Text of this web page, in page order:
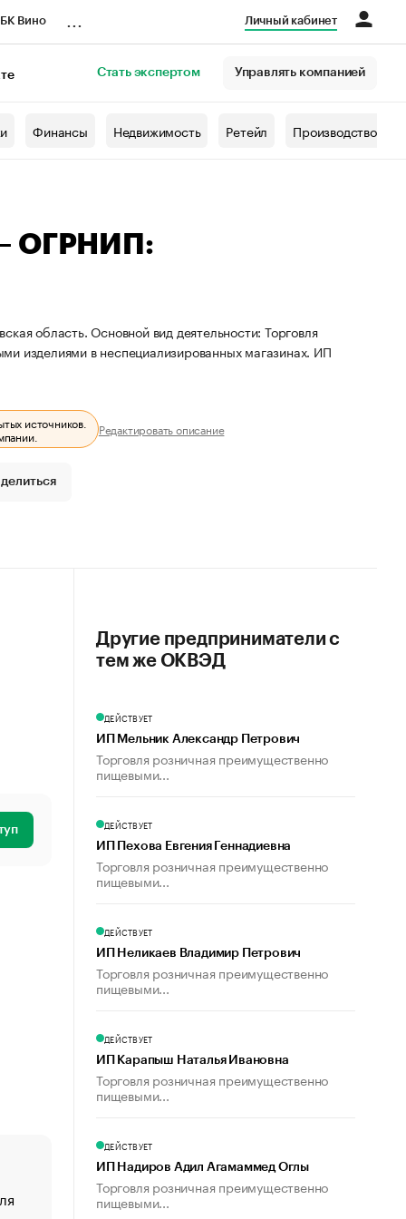
Вино Личный кабинет
Стать экспертом Управлять компанией
Финансы Недвижимость Ретейл Производство
ОГРНИП:
область. Основной вид деятельности: Торговля
изделиями в неспециализированных магазинах. ИП
источников.
Редактировать описание
«От спорта тело стареет иначе». Как живет глава
Другие предприниматели с
тем же ОКВЭД
ДЕЙСТВУЕТ
ИП Мельник Александр Петрович
Торговля розничная преимущественно
пищевыми...
ДЕЙСТВУЕТ
ИП Пехова Евгения Геннадиевна
Торговля розничная преимущественно
пищевыми...
ДЕЙСТВУЕТ
ИП Неликаев Владимир Петрович
Торговля розничная преимущественно
пищевыми...
ДЕЙСТВУЕТ
ИП Карапыш Наталья Ивановна
Торговля розничная преимущественно
пищевыми...
ДЕЙСТВУЕТ
ИП Надиров Адил Агамаммед Оглы
Торговля розничная преимущественно
пищевыми...